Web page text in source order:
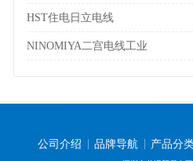
HST住电日立电线
NINOMIYA二宫电线工业
公司介绍 品牌导航 产品分